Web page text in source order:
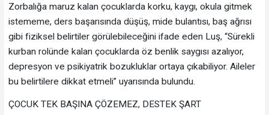
Zorbalığa maruz kalan çocuklarda korku, kaygı, okula gitmek
istememe, ders başarısında düşüş, mide bulantısı, baş ağrısı
gibi fiziksel belirtiler görülebileceğini ifade eden Luş, “Sürekli
kurban rolünde kalan çocuklarda öz benlik saygısı azalıyor,
depresyon ve psikiyatrik bozukluklar ortaya çıkabiliyor. Aileler
bu belirtilere dikkat etmeli” uyarısında bulundu.
ÇOCUK TEK BAŞINA ÇÖZEMEZ, DESTEK ŞART